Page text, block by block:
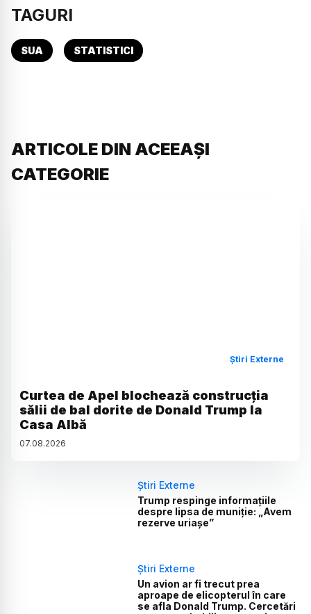
TAGURI
SUA STATISTICI
ARTICOLE DIN ACEEAȘI
CATEGORIE
Știri Externe
Curtea de Apel blochează construcția
sălii de bal dorite de Donald Trump la
Casa Albă
07.08.2026
Știri Externe
Trump respinge informațiile
despre lipsa de muniție: „Avem
rezerve uriașe”
Știri Externe
Un avion ar fi trecut prea
aproape de elicopterul în care
se afla Donald Trump. Cercetări